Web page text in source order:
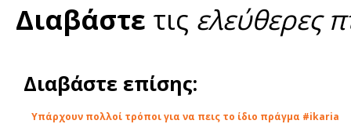
Διαβάστε τις ελεύθερες
Διαβάστε επίσης:
Υπάρχουν πολλοί τρόποι για να πεις το ίδιο πράγμα #ikaria